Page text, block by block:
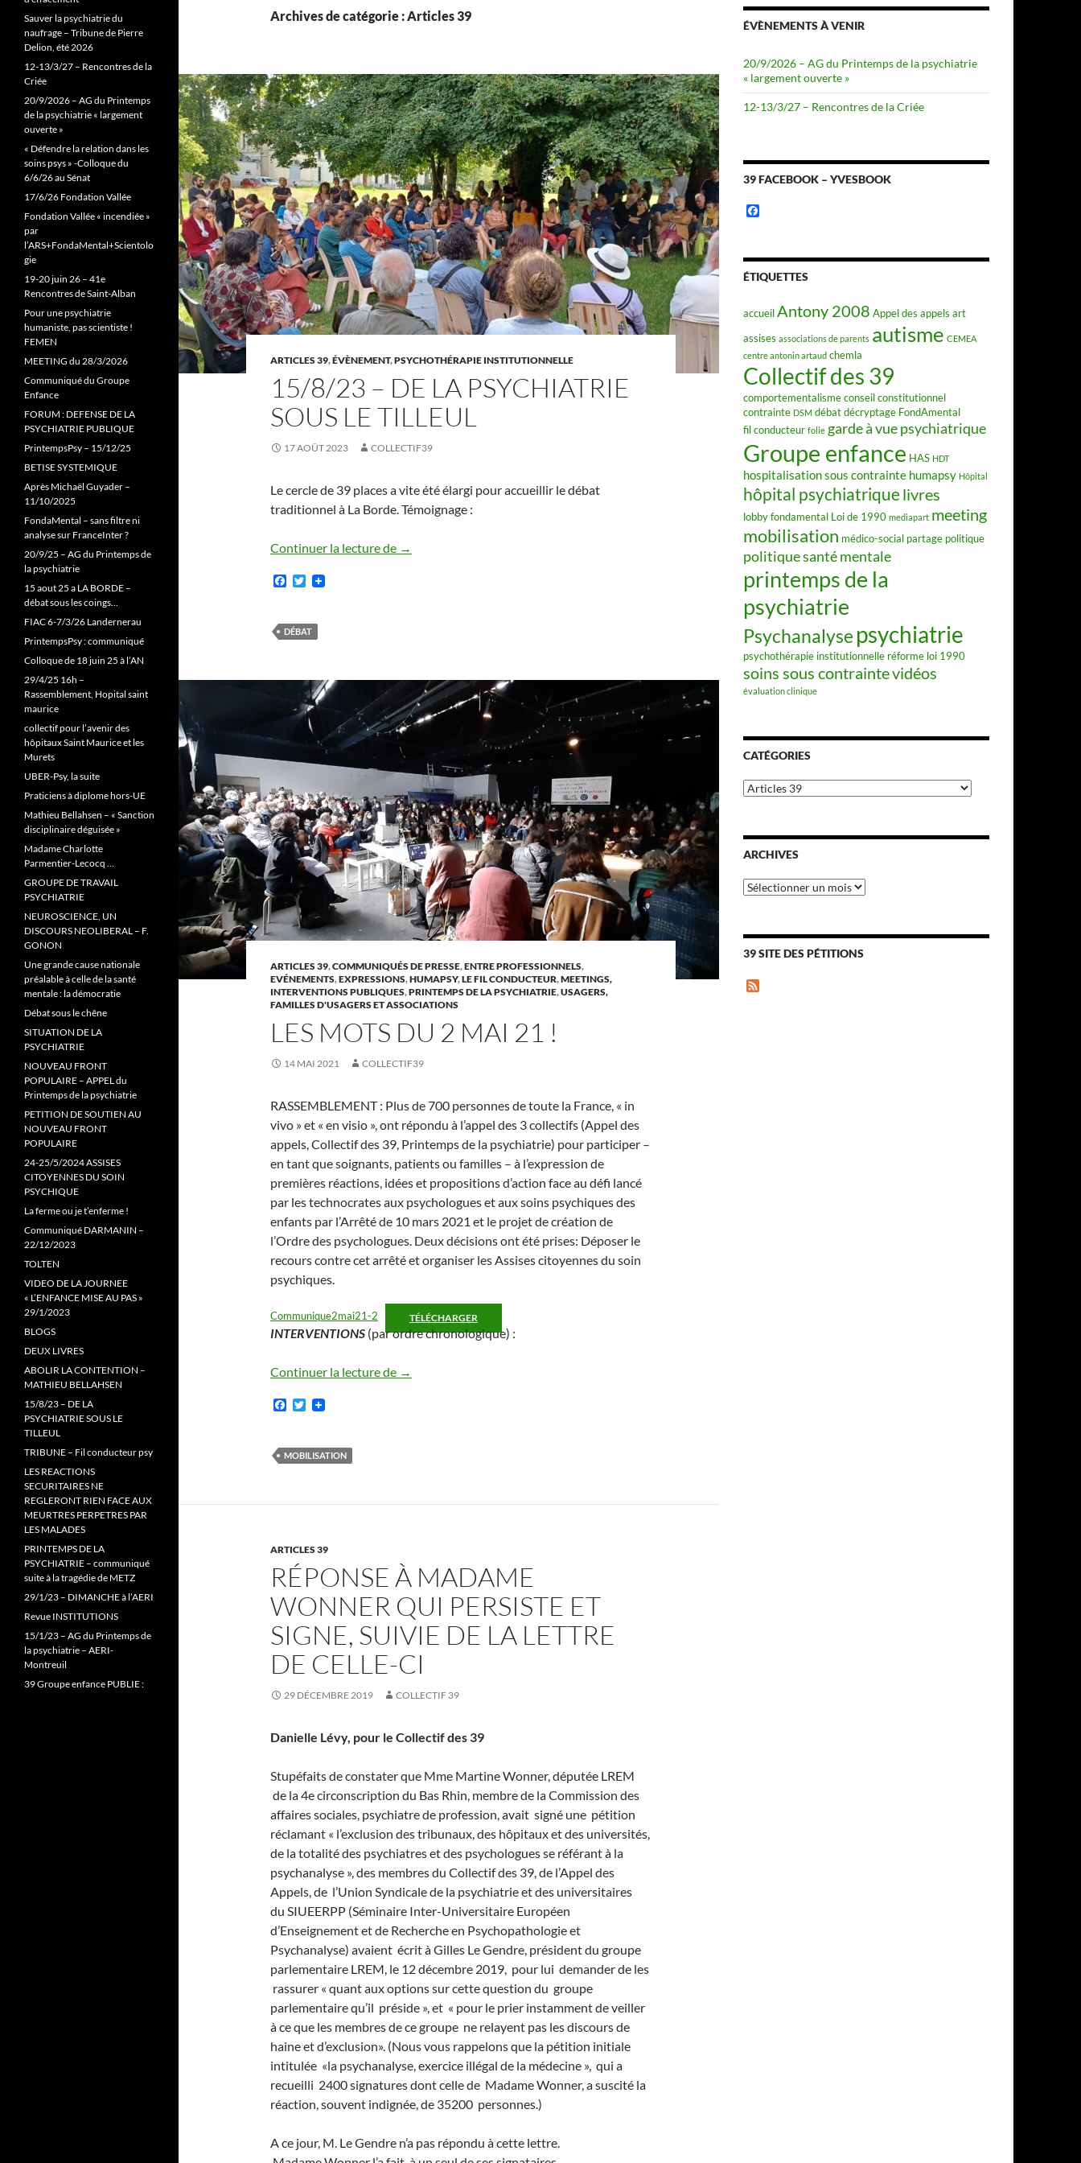
Archives de catégorie : Articles 39
ARTICLES 39,ÉVÈNEMENT,PSYCHOTHÉRAPIE INSTITUTIONNELLE
15/8/23 – DE LA PSYCHIATRIE
SOUS LE TILLEUL
17 AOÛT 2023 COLLECTIF39
Le cercle de 39 places a vite été élargi pour accueillir le débat
traditionnel à La Borde. Témoignage :
Continuer la lecture de 15/8/23 – DE LA PSYCHIATRIE SOUS LE TILLEUL
→
F
b
o
T
t
e
DÉBAT
ARTICLES 39,COMMUNIQUÉS DE PRESSE,ENTRE PROFESSIONNELS,
EVÉNEMENTS,EXPRESSIONS,HUMAPSY,LE FIL CONDUCTEUR,MEETINGS,
INTERVENTIONS PUBLIQUES,PRINTEMPS DE LA PSYCHIATRIE,USAGERS,
FAMILLES D'USAGERS ET ASSOCIATIONS
LES MOTS DU 2 MAI 21 !
14 MAI 2021 COLLECTIF39
RASSEMBLEMENT : Plus de 700 personnes de toute la France, « in
vivo » et « en visio », ont répondu à l’appel des 3 collectifs (Appel des
appels, Collectif des 39, Printemps de la psychiatrie) pour participer –
en tant que soignants, patients ou familles – à l’expression de
premières réactions, idées et propositions d’action face au défi lancé
par les technocrates aux psychologues et aux soins psychiques des
enfants par l’Arrêté de 10 mars 2021 et le projet de création de
l’Ordre des psychologues. Deux décisions ont été prises: Déposer le
recours contre cet arrêté et organiser les Assises citoyennes du soin
psychiques.
Communique2mai21-2 TÉLÉCHARGER
INTERVENTIONS (par ordre chronologique) :
Continuer la lecture de LES MOTS DU 2 MAI 21 !
→
F
b
o
T
t
e
MOBILISATION
ARTICLES 39
RÉPONSE À MADAME
WONNER QUI PERSISTE ET
SIGNE, SUIVIE DE LA LETTRE
DE CELLE-CI
29 DÉCEMBRE 2019 COLLECTIF 39
Danielle Lévy, pour le Collectif des 39
Stupéfaits de constater que Mme Martine Wonner, députée LREM
de la 4e circonscription du Bas Rhin, membre de la Commission des
affaires sociales, psychiatre de profession, avait signé une pétition
réclamant « l’exclusion des tribunaux, des hôpitaux et des universités,
de la totalité des psychiatres et des psychologues se référant à la
psychanalyse », des membres du Collectif des 39, de l’Appel des
Appels, de l’Union Syndicale de la psychiatrie et des universitaires
du SIUEERPP (Séminaire Inter-Universitaire Européen
d’Enseignement et de Recherche en Psychopathologie et
Psychanalyse) avaient écrit à Gilles Le Gendre, président du groupe
parlementaire LREM, le 12 décembre 2019, pour lui demander de les
rassurer « quant aux options sur cette question du groupe
parlementaire qu’il préside », et « pour le prier instamment de veiller
à ce que les membres de ce groupe ne relayent pas les discours de
haine et d’exclusion». (Nous vous rappelons que la pétition initiale
intitulée «la psychanalyse, exercice illégal de la médecine », qui a
recueilli 2400 signatures dont celle de Madame Wonner, a suscité la
réaction, souvent indignée, de 35200 personnes.)
A ce jour, M. Le Gendre n’a pas répondu à cette lettre.
ÉVÈNEMENTS À VENIR
20/9/2026 – AG du Printemps de la psychiatrie
« largement ouverte »
12-13/3/27 – Rencontres de la Criée
39 FACEBOOK – YVESBOOK
b
o
ÉTIQUETTES
accueilAntony 2008 Appel des appels art
assises associations de parents autisme CEMEA
centre antonin artaud chemla
Collectif des 39
comportementalismeconseil constitutionnel
contrainte DSM débatdécryptage FondAmental
fil conducteur folie garde à vue psychiatrique
Groupe enfance HAS HDT
hospitalisation sous contrainte humapsy Hôpital
hôpital psychiatriquelivres
lobby fondamental Loi de 1990 mediapart meeting
mobilisation médico-social partage politique
politique santé mentale
printemps de la
psychiatrie
Psychanalyse psychiatrie
psychothérapie institutionnelle réforme loi 1990
soins sous contraintevidéos
évaluation clinique
CATÉGORIES
Catégories
ARCHIVES
Archives
39 SITE DES PÉTITIONS
Sauver la psychiatrie du
naufrage – Tribune de Pierre
Delion, été 2026
12-13/3/27 – Rencontres de la
Criée
20/9/2026 – AG du Printemps
de la psychiatrie « largement
ouverte »
« Défendre la relation dans les
soins psys » -Colloque du
6/6/26 au Sénat
17/6/26 Fondation Vallée
Fondation Vallée « incendiée »
par
l’ARS+FondaMental+Scientolo
gie
19-20 juin 26 – 41e
Rencontres de Saint-Alban
Pour une psychiatrie
humaniste, pas scientiste !
FEMEN
MEETING du 28/3/2026
Communiqué du Groupe
Enfance
FORUM : DEFENSE DE LA
PSYCHIATRIE PUBLIQUE
PrintempsPsy – 15/12/25
BETISE SYSTEMIQUE
Après Michaël Guyader –
11/10/2025
FondaMental – sans filtre ni
analyse sur FranceInter ?
20/9/25 – AG du Printemps de
la psychiatrie
15 aout 25 a LA BORDE –
débat sous les coings…
FIAC 6-7/3/26 Landernerau
PrintempsPsy : communiqué
Colloque de 18 juin 25 à l’AN
29/4/25 16h –
Rassemblement, Hopital saint
maurice
collectif pour l’avenir des
hôpitaux Saint Maurice et les
Murets
UBER-Psy, la suite
Praticiens à diplome hors-UE
Mathieu Bellahsen – « Sanction
disciplinaire déguisée »
Madame Charlotte
Parmentier-Lecocq …
GROUPE DE TRAVAIL
PSYCHIATRIE
NEUROSCIENCE, UN
DISCOURS NEOLIBERAL – F.
GONON
Une grande cause nationale
préalable à celle de la santé
mentale : la démocratie
Débat sous le chêne
SITUATION DE LA
PSYCHIATRIE
NOUVEAU FRONT
POPULAIRE – APPEL du
Printemps de la psychiatrie
PETITION DE SOUTIEN AU
NOUVEAU FRONT
POPULAIRE
24-25/5/2024 ASSISES
CITOYENNES DU SOIN
PSYCHIQUE
La ferme ou je t’enferme !
Communiqué DARMANIN –
22/12/2023
TOLTEN
VIDEO DE LA JOURNEE
« L’ENFANCE MISE AU PAS »
29/1/2023
BLOGS
DEUX LIVRES
ABOLIR LA CONTENTION –
MATHIEU BELLAHSEN
15/8/23 – DE LA
PSYCHIATRIE SOUS LE
TILLEUL
TRIBUNE – Fil conducteur psy
LES REACTIONS
SECURITAIRES NE
REGLERONT RIEN FACE AUX
MEURTRES PERPETRES PAR
LES MALADES
PRINTEMPS DE LA
PSYCHIATRIE – communiqué
suite à la tragédie de METZ
29/1/23 – DIMANCHE à l’AERI
Revue INSTITUTIONS
15/1/23 – AG du Printemps de
la psychiatrie – AERI-
Montreuil
39 Groupe enfance PUBLIE :